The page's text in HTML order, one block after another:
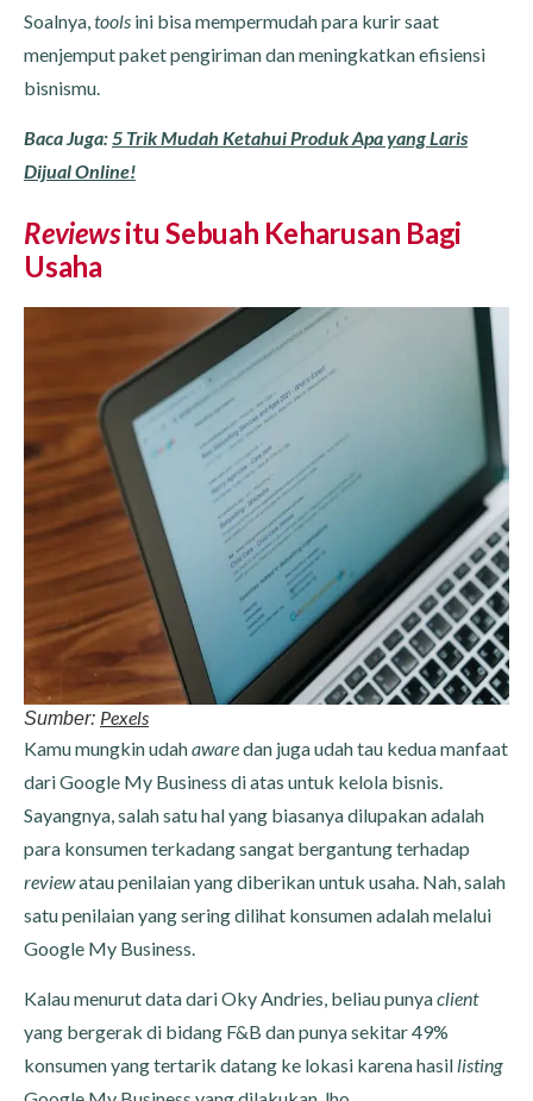
Soalnya,tools ini bisa mempermudah para kurir saat
menjemput paket pengiriman dan meningkatkan efisiensi
bisnismu.
Baca Juga:5 Trik Mudah Ketahui Produk Apa yang Laris
Dijual Online!
Reviewsitu Sebuah Keharusan Bagi
Usaha
Sumber: Pexels
Kamu mungkin udahawaredan juga udah tau kedua manfaat
dari Google My Business di atas untuk kelola bisnis.
Sayangnya, salah satu hal yang biasanya dilupakan adalah
para konsumen terkadang sangat bergantung terhadap
reviewatau penilaian yang diberikan untuk usaha. Nah, salah
satu penilaian yang sering dilihat konsumen adalah melalui
Google My Business.
Kalau menurut data dari Oky Andries, beliau punyaclient
yang bergerak di bidang F&B dan punya sekitar 49%
konsumen yang tertarik datang ke lokasi karena hasil listing